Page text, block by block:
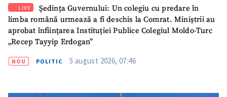
SUSȚINE
LIVE
Ședința Guvernului: Un colegiu cu predare în
limba română urmează a fi deschis la Comrat. Miniștrii au
aprobat înființarea Instituției Publice Colegiul Moldo-Turc
„Recep Tayyip Erdogan”
NOU POLITIC 5 august 2026, 07:46